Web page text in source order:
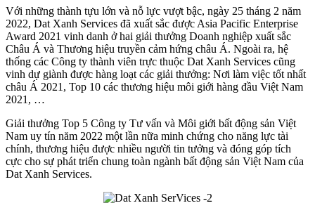
Với những thành tựu lớn và nỗ lực vượt bậc, ngày 25 tháng 2 năm
2022, Dat Xanh Services đã xuất sắc được Asia Pacific Enterprise
Award 2021 vinh danh ở hai giải thưởng Doanh nghiệp xuất sắc
Châu Á và Thương hiệu truyền cảm hứng châu Á. Ngoài ra, hệ
thống các Công ty thành viên trực thuộc Dat Xanh Services cũng
vinh dự giành được hàng loạt các giải thưởng: Nơi làm việc tốt nhất
châu Á 2021, Top 10 các thương hiệu môi giới hàng đầu Việt Nam
2021, …
Giải thưởng Top 5 Công ty Tư vấn và Môi giới bất động sản Việt
Nam uy tín năm 2022 một lần nữa minh chứng cho năng lực tài
chính, thương hiệu được nhiều người tin tưởng và đóng góp tích
cực cho sự phát triển chung toàn ngành bất động sản Việt Nam của
Dat Xanh Services.